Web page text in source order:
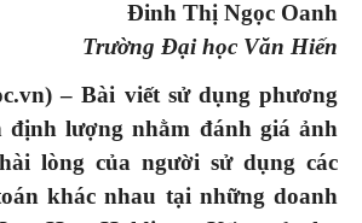
Đinh Thị Ngọc Oanh
Trường Đại học Văn Hiến
– Bài viết sử dụng phương
định lượng nhằm đánh giá ảnh
lòng của người sử dụng các
khác nhau tại những doanh